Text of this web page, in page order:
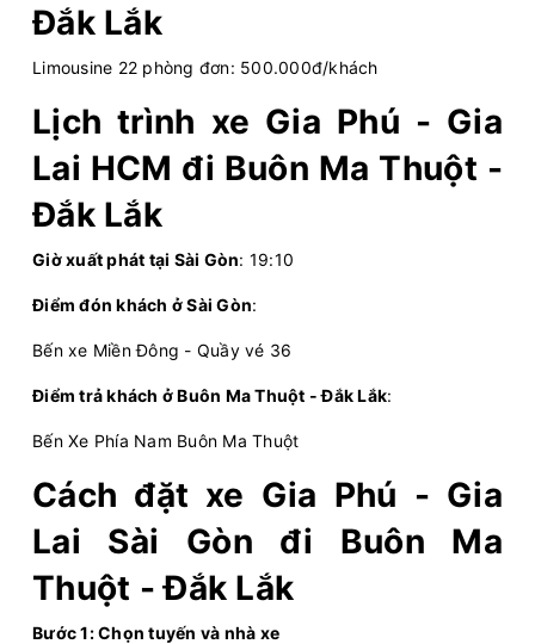
Long Vân Limousine
Giá vé: 436.000 15
09:0010/08/2026 10/08 16:20(7 giờ 20 phút)
AEON Mall Bình
Dương
Quốc Thịnh
10/08
Bến xe Miền Đông cũ
(Quầy vé 32)
Ma Thuột
Kumho Samco
Giá vé:340.000 Còn trống:
Đắk Lắk
Limousine 22 phòng đơn: 500.000đ/khách
Lịch trình xe Gia Phú - Gia
Lai HCM đi Buôn Ma Thuột -
Đắk Lắk
Giờ xuất phát tại Sài Gòn: 19:10
Điểm đón khách ở Sài Gòn:
Bến xe Miền Đông - Quầy vé 36
Điểm trả khách ở Buôn Ma Thuột - Đắk Lắk:
Bến Xe Phía Nam Buôn Ma Thuột
Cách đặt xe Gia Phú - Gia
Lai Sài Gòn đi Buôn Ma
Thuột - Đắk Lắk
Bước 1: Chọn tuyến và nhà xe